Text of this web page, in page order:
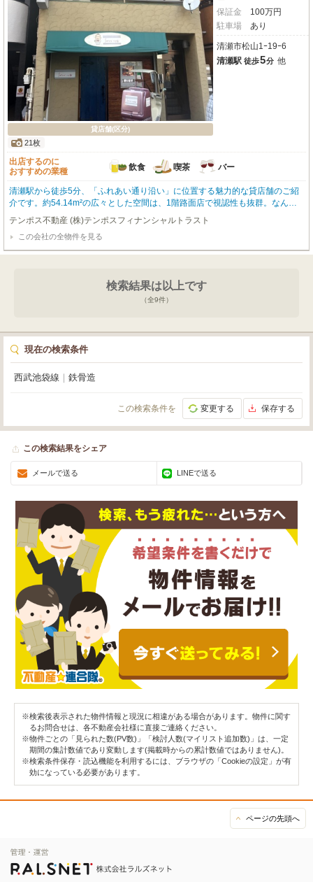
貸店舗(区分)
21枚
保証金
100万円
駐車場
あり
清瀬市松山1ｰ19ｰ6
清瀬駅 徒歩5分 他
出店するのに
おすすめの業種
飲食 喫茶 バー
清瀬駅から徒歩5分、「ふれあい通り沿い」に位置する魅力的な貸店舗のご紹
介です。約54.14m²の広々とした空間は、1階路面店で視認性も抜群。なんと
「イタリアン居抜き」なので、開業費用を抑えてスムーズに新しいお店をスタ
ートさせたい方にぴったりです。周辺にはスーパーやコンビニ、ドラッグスト
アが徒歩2分圏内にあり、集客にも期待が持てます。駐車場も完備しており、
お客様にも喜んでいただけますね。礼金0円で初期費用を抑えられるのも嬉し
テンポス不動産 (株)テンポスフィナンシャルトラスト
この会社の全物件を見る
検索結果は以上です
（全9件）
現在の検索条件
西武池袋線 鉄骨造
この検索条件を 変更する 保存する
この検索結果をシェア
メールで送る LINEで送る
※検索後表示された物件情報と現況に相違がある場合があります。物件に関す
るお問合せは、各不動産会社様に直接ご連絡ください。
※物件ごとの「見られた数(PV数)」「検討人数(マイリスト追加数)」は、一定
期間の集計数値であり変動します(掲載時からの累計数値ではありません)。
※検索条件保存・読込機能を利用するには、ブラウザの「Cookieの設定」が有
効になっている必要があります。
ページの先頭へ